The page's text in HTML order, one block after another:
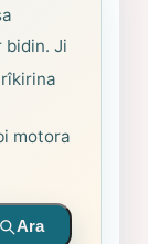
bidin. Ji
motora
Ara